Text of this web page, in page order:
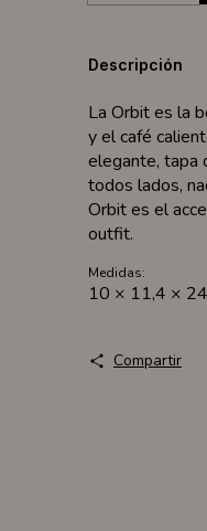
Descripción
La Orbit es la
y el café
elegante, tapa
todos lados,
Orbit es el
outfit.
Medidas:
10 × 11,4 ×
Compartir